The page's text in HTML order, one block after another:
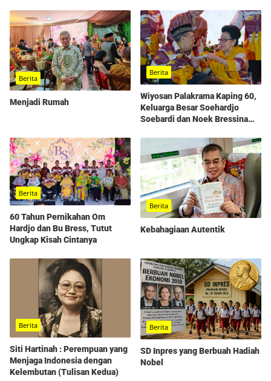
Berita
Menjadi Rumah
Berita
Wiyosan Palakrama Kaping 60,
Keluarga Besar Soehardjo
Soebardi dan Noek Bressina
Berita
60 Tahun Pernikahan Om
Hardjo dan Bu Bress, Tutut
Ungkap Kisah Cintanya
Berita
Kebahagiaan Autentik
Berita
Siti Hartinah : Perempuan yang
Menjaga Indonesia dengan
Kelembutan (Tulisan Kedua)
Berita
SD Inpres yang Berbuah Hadiah
Nobel